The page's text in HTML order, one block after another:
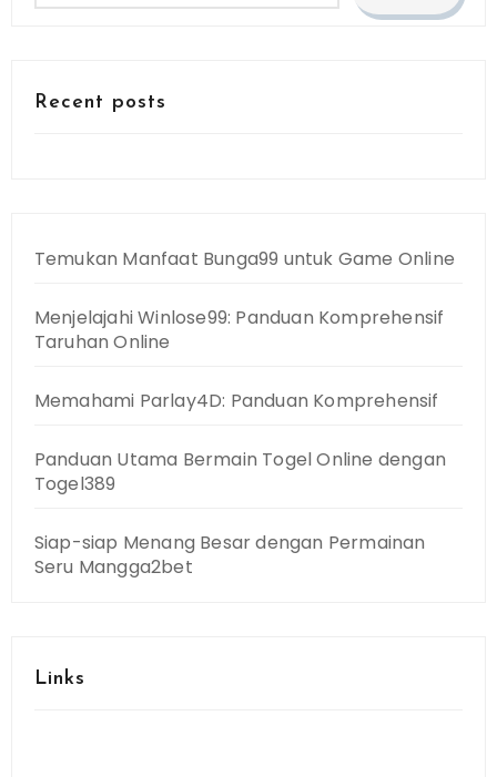
Recent posts
Temukan Manfaat Bunga99 untuk Game Online
Menjelajahi Winlose99: Panduan Komprehensif
Taruhan Online
Memahami Parlay4D: Panduan Komprehensif
Panduan Utama Bermain Togel Online dengan
Togel389
Siap-siap Menang Besar dengan Permainan
Seru Mangga2bet
Links